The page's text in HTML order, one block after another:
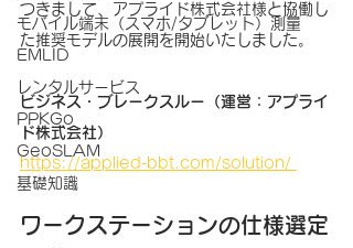
モバイル端末（スマホ/タブレット）測量
EMLID
レンタルサービス
PPKGo
GeoSLAM
基礎知識
つきまして、アプライド株式会社様と協働し
た推奨モデルの展開を開始いたしました。
ビジネス・ブレークスルー（運営：アプライ
ド株式会社）
https://applied-bbt.com/solution/
ワークステーションの仕様選定